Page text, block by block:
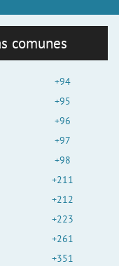
comunes
+94
+95
+96
+97
+98
+211
+212
+223
+261
+351